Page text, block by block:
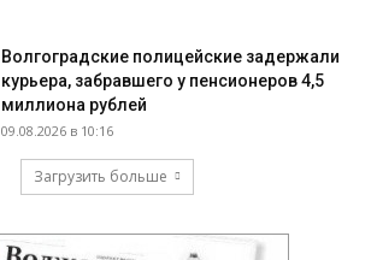
Волгоградские полицейские задержали
курьера, забравшего у пенсионеров 4,5
миллиона рублей
09.08.2026 в 10:16
Загрузить больше